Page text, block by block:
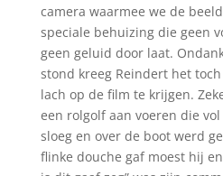
camera waarmee we de
speciale behuizing die geen
geen geluid door laat.
stond kreeg Reindert het
lach op de film te krijgen.
een rolgolf aan voeren die
sloeg en over de boot werd
flinke douche gaf moest hij